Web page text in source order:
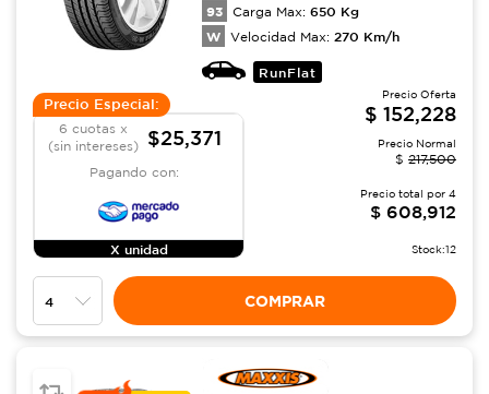
93 Carga Max: 650 Kg
W Velocidad Max: 270 Km/h
RunFlat
Precio Especial:
6 cuotas x
(sin intereses)
$25,371
Pagando con:
X unidad
Precio Oferta
$ 152,228
Precio Normal
$ 217,500
Precio total por 4
$ 608,912
Stock:12
COMPRAR